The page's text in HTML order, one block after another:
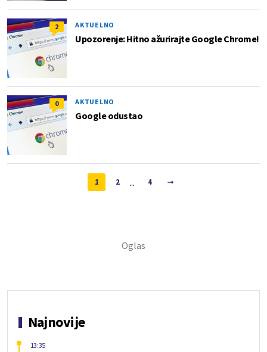
2 AKTUELNO
Upozorenje: Hitno ažurirajte Google Chrome!
0 AKTUELNO
Google odustao
1 2 ... 4
Najnovije
13:35